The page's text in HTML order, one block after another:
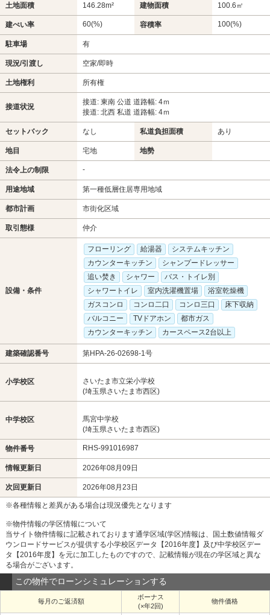
土地面積 146.28m² 建物面積 100.6㎡
建ぺい率 60(%) 容積率 100(%)
駐車場 有
現況/引渡し 空家/即時
土地権利 所有権
接道状況
接道: 東南 公道 道路幅: 4ｍ
接道: 北西 私道 道路幅: 4ｍ
セットバック なし 私道負担面積 あり
地目 宅地 地勢
法令上の制限 -
用途地域 第一種低層住居専用地域
都市計画 市街化区域
取引態様 仲介
設備・条件
フローリング 給湯器
システムキッチン
カウンターキッチン
シャンプードレッサー
追い焚き
シャワー
バス・トイレ別
シャワートイレ
室内洗濯機置場
浴室乾燥機
ガスコンロ
コンロ二口 コンロ三口
床下収納
バルコニー
TVドアホン
都市ガス
カウンターキッチン
カースペース2台以上
建築確認番号 第HPA-26-02698-1号
小学校区
さいたま市立栄小学校
(埼玉県さいたま市西区)
中学校区
馬宮中学校
(埼玉県さいたま市西区)
物件番号 RHS-991016987
情報更新日 2026年08月09日
次回更新日 2026年08月23日
※各種情報と差異がある場合は現況優先となります
※物件情報の学区情報について
当サイト物件情報に記載されております通学区域(学区)情報は、国土数値情報ダ
ウンロードサービスが提供する小学校区データ【2016年度】及び中学校区デー
タ【2016年度】を元に加工したものですので、記載情報が現在の学区域と異な
る場合がございます。
この物件でローンシミュレーションする
毎月のご返済額
ボーナス
(×年2回)
物件価格